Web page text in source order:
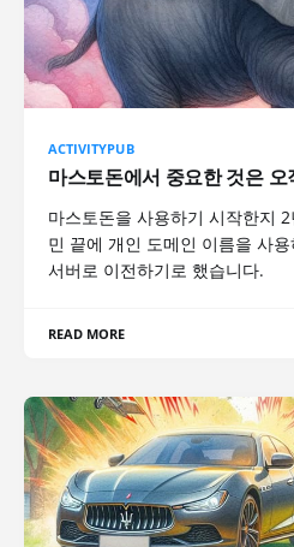
ACTIVITYPUB
마스토돈에서 중요한 것은
마스토돈을 사용하기 시작한지
민 끝에 개인 도메인 이름을 사
서버로 이전하기로 했습니다.
READ MORE